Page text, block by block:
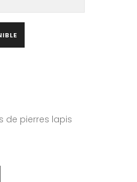
de pierres lapis